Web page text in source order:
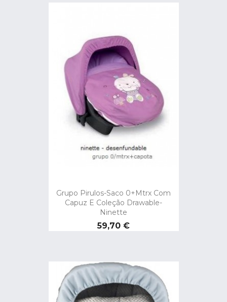
Grupo Pirulos-Saco 0+mtrx Com
Capuz E Coleção Drawable-
Ninette
Preço
59,70 €